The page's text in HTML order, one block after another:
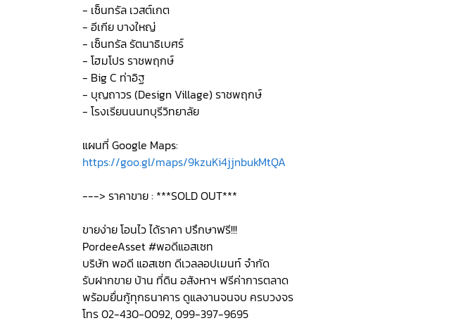
- เซ็นทรัล เวสต์เกต
- อีเกีย บางใหญ่
- เซ็นทรัล รัตนาธิเบศร์
- โฮมโปร ราชพฤกษ์
- Big C ท่าอิฐ
- บุญถาวร (Design Village) ราชพฤกษ์
- โรงเรียนนนทบุรีวิทยาลัย
แผนที่ Google Maps:
https://goo.gl/maps/9kzuKi4jjnbukMtQA
---> ราคาขาย : ***SOLD OUT***
ขายง่าย โอนไว ได้ราคา ปรึกษาฟรี!!!
PordeeAsset #พอดีแอสเซท
บริษัท พอดี แอสเซท ดีเวลลอปเมนท์ จำกัด
รับฝากขาย บ้าน ที่ดิน อสังหาฯ ฟรีค่าการตลาด
พร้อมยื่นกู้ทุกธนาคาร ดูแลงานจนจบ ครบวงจร
โทร 02-430-0092, 099-397-9695